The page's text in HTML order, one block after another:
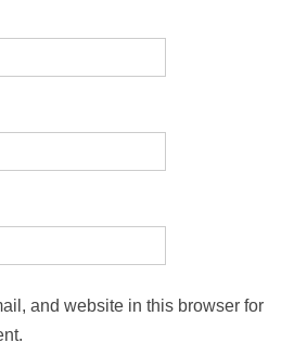
and website in this browser for